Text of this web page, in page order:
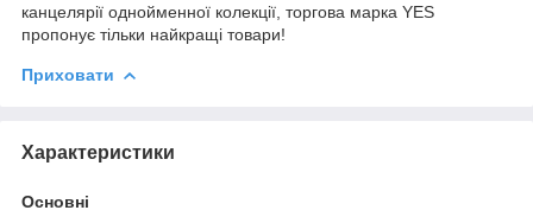
канцелярії однойменної колекції, торгова марка YES
пропонує тільки найкращі товари!
Приховати
Характеристики
Основні